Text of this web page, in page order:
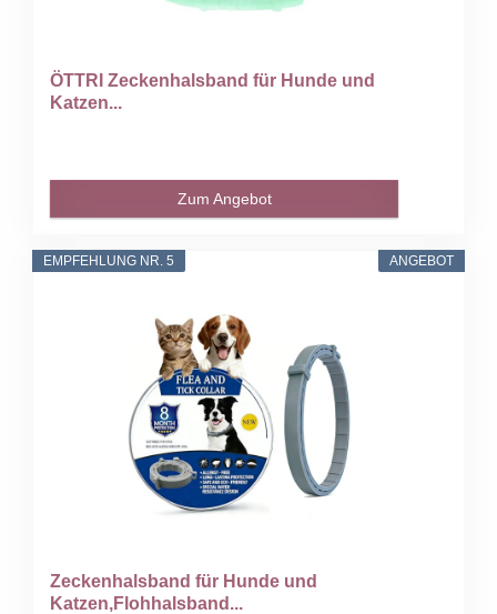
ÖTTRI Zeckenhalsband für Hunde und
Katzen...
Zum Angebot
ANGEBOT
EMPFEHLUNG NR. 5
Zeckenhalsband für Hunde und
Katzen,Flohhalsband...